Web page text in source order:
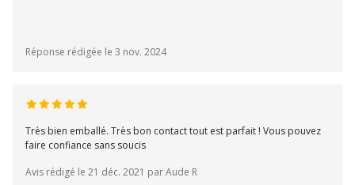
Réponse rédigée le 3 nov. 2024
Très bien emballé. Très bon contact tout est parfait ! Vous pouvez
faire confiance sans soucis
Avis rédigé le 21 déc. 2021 par Aude R